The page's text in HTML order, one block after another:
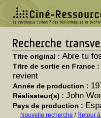
Titre original : Abre tu
Titre de sortie en France :
revient
Année de production :
Réalisateur(s) : John
Pays de production :
Nouvelle recherche / Retour